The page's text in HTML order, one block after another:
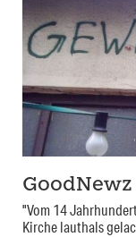
GoodNewz
"Vom 14
Kirche lauthals